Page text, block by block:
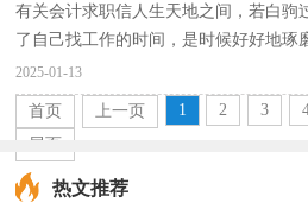
有关会计求职信人生天地之间，若白驹
了自己找工作的时间，是时候好好地琢
相信很多人都十分头疼怎么写一封精彩
2025-01-13
首页 上一页 1 2 3
尾页
热文推荐